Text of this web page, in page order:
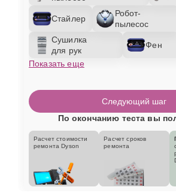
Стайлер
Робот-
пылесос
Сушилка
для рук
Фен
Показать еще
Следующий шаг
По окончанию теста вы
Расчет стоимости
ремонта Dyson
Расчет сроков
ремонта